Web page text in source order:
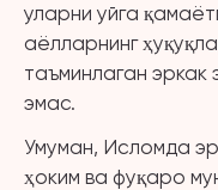
уларни уйга
аёлларнинг
таъминлаган эркак
эмас.
Умуман, Исломда
ҳоким ва фуқаро